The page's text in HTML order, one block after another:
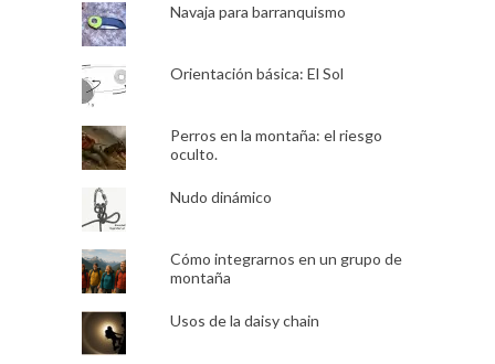
Navaja para barranquismo
Orientación básica: El Sol
Perros en la montaña: el riesgo
oculto.
Nudo dinámico
Cómo integrarnos en un grupo de
montaña
Usos de la daisy chain